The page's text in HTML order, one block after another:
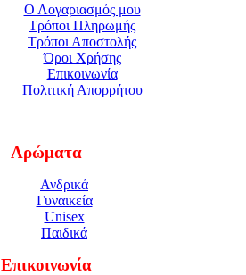
Ο Λογαριασμός μου
Τρόποι Πληρωμής
Τρόποι Αποστολής
Όροι Χρήσης
Επικοινωνία
Πολιτική Απορρήτου
Αρώματα
Ανδρικά
Γυναικεία
Unisex
Παιδικά
Επικοινωνία